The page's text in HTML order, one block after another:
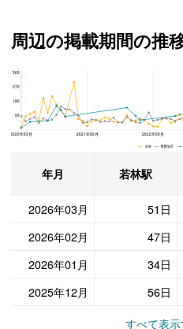
周辺の掲載期間の推
2020年03月 2021年06月 2022年09月
360
270
180
90
若林 世田谷区 シ
年月 若林駅
2026年03月
51日
2026年02月
47日
2026年01月
34日
2025年12月
56日
すべて表